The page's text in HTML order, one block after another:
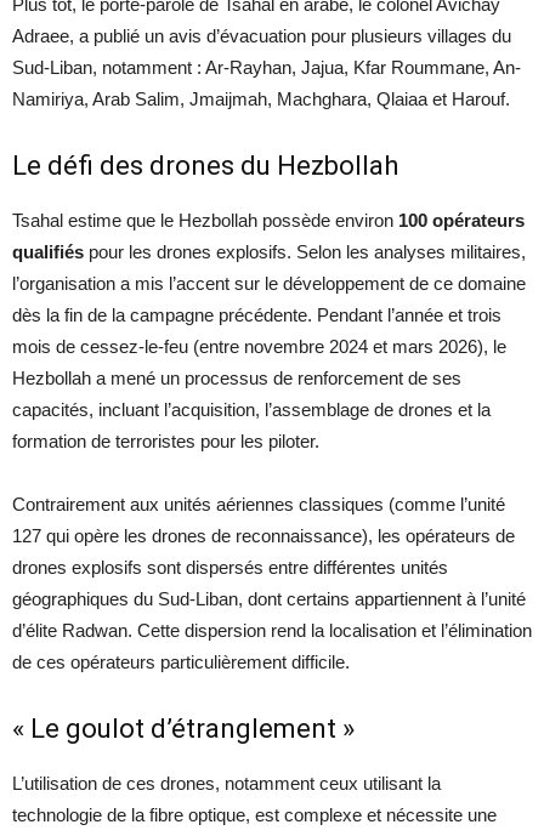
Plus tôt, le porte-parole de Tsahal en arabe, le colonel Avichay
Adraee, a publié un avis d’évacuation pour plusieurs villages du
Sud-Liban, notamment : Ar-Rayhan, Jajua, Kfar Roummane, An-
Namiriya, Arab Salim, Jmaijmah, Machghara, Qlaiaa et Harouf.
Le défi des drones du Hezbollah
Tsahal estime que le Hezbollah possède environ 100 opérateurs
qualifiés pour les drones explosifs. Selon les analyses militaires,
l’organisation a mis l’accent sur le développement de ce domaine
dès la fin de la campagne précédente. Pendant l’année et trois
mois de cessez-le-feu (entre novembre 2024 et mars 2026), le
Hezbollah a mené un processus de renforcement de ses
capacités, incluant l’acquisition, l’assemblage de drones et la
formation de terroristes pour les piloter.
Contrairement aux unités aériennes classiques (comme l’unité
127 qui opère les drones de reconnaissance), les opérateurs de
drones explosifs sont dispersés entre différentes unités
géographiques du Sud-Liban, dont certains appartiennent à l’unité
d’élite Radwan. Cette dispersion rend la localisation et l’élimination
de ces opérateurs particulièrement difficile.
« Le goulot d’étranglement »
L’utilisation de ces drones, notamment ceux utilisant la
technologie de la fibre optique, est complexe et nécessite une